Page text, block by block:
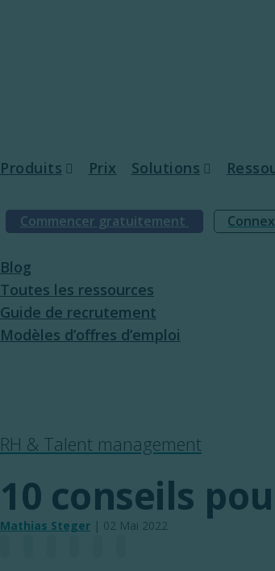
Produits
Publication d’annonces
Offres d’emploi programmatiques
Social Media Recruiting
Prix Solutions
PME
Agences de
Commencer gratuitement
Blog
Toutes les ressources
Guide de recrutement
Modèles d’offres d’emploi
RH & Talent management
10 conseils
Mathias Steger | 02 Mai 2022